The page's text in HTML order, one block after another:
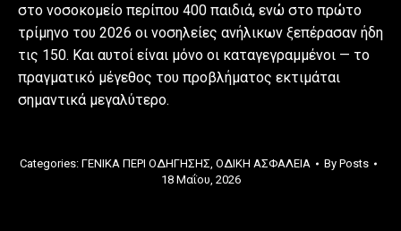
στο νοσοκομείο περίπου 400 παιδιά, ενώ στο πρώτο
τρίμηνο του 2026 οι νοσηλείες ανήλικων ξεπέρασαν ήδη
τις 150. Και αυτοί είναι μόνο οι καταγεγραμμένοι — το
πραγματικό μέγεθος του προβλήματος εκτιμάται
σημαντικά μεγαλύτερο.
Categories: ΓΕΝΙΚΑ ΠΕΡΙ ΟΔΗΓΗΣΗΣ ΟΔΙΚΗ ΑΣΦΑΛΕΙΑ By Posts
18 Μαΐου, 2026